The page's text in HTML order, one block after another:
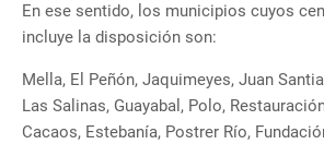
En ese sentido, los municipios cuyos
incluye la disposición son:
Mella, El Peñón, Jaquimeyes, Juan
Las Salinas, Guayabal, Polo,
Cacaos, Estebanía, Postrer Río,